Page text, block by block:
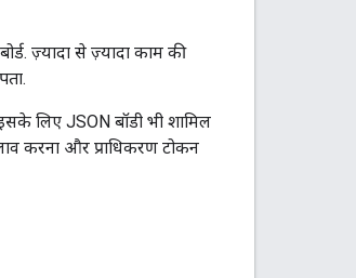
ज़्यादा से ज़्यादा काम की
लिए JSON बॉडी भी शामिल
करना और प्राधिकरण टोकन